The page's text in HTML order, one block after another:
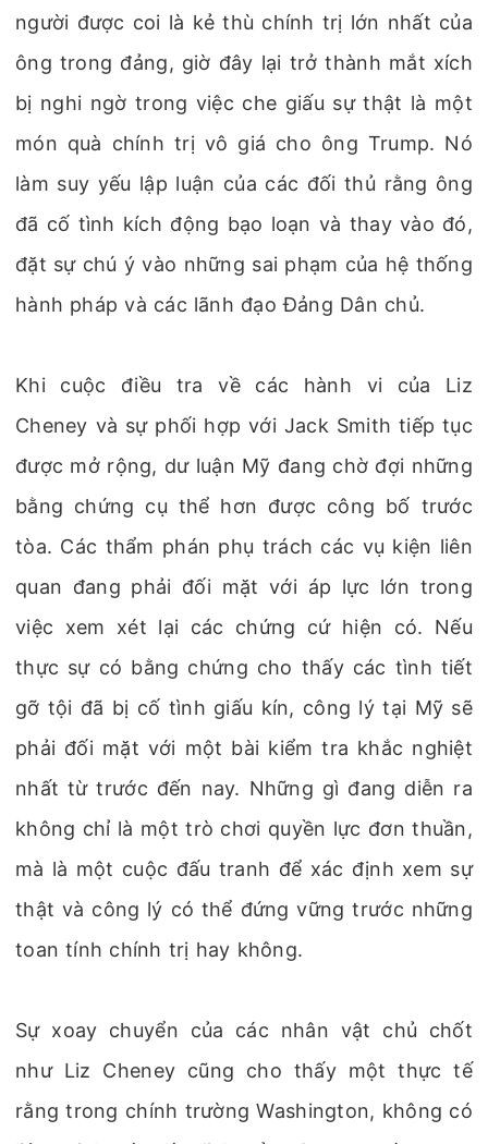
người được coi là kẻ thù chính trị lớn nhất của
ông trong đảng, giờ đây lại trở thành mắt xích
bị nghi ngờ trong việc che giấu sự thật là một
món quà chính trị vô giá cho ông Trump. Nó
làm suy yếu lập luận của các đối thủ rằng ông
đã cố tình kích động bạo loạn và thay vào đó,
đặt sự chú ý vào những sai phạm của hệ thống
hành pháp và các lãnh đạo Đảng Dân chủ.
Khi cuộc điều tra về các hành vi của Liz
Cheney và sự phối hợp với Jack Smith tiếp tục
được mở rộng, dư luận Mỹ đang chờ đợi những
bằng chứng cụ thể hơn được công bố trước
tòa. Các thẩm phán phụ trách các vụ kiện liên
quan đang phải đối mặt với áp lực lớn trong
việc xem xét lại các chứng cứ hiện có. Nếu
thực sự có bằng chứng cho thấy các tình tiết
gỡ tội đã bị cố tình giấu kín, công lý tại Mỹ sẽ
phải đối mặt với một bài kiểm tra khắc nghiệt
nhất từ trước đến nay. Những gì đang diễn ra
không chỉ là một trò chơi quyền lực đơn thuần,
mà là một cuộc đấu tranh để xác định xem sự
thật và công lý có thể đứng vững trước những
toan tính chính trị hay không.
Sự xoay chuyển của các nhân vật chủ chốt
như Liz Cheney cũng cho thấy một thực tế
rằng trong chính trường Washington, không có